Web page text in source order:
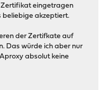
Zertifikat eingetragen
beliebige akzeptiert.
der Zertifkate auf
Das würde ich aber nur
absolut keine